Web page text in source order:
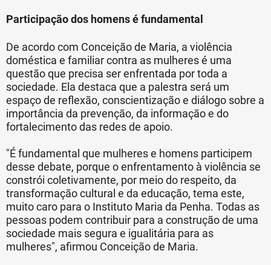
Participação dos homens é fundamental
De acordo com Conceição de Maria, a violência
doméstica e familiar contra as mulheres é uma
questão que precisa ser enfrentada por toda a
sociedade. Ela destaca que a palestra será um
espaço de reflexão, conscientização e diálogo sobre a
importância da prevenção, da informação e do
fortalecimento das redes de apoio.
"É fundamental que mulheres e homens participem
desse debate, porque o enfrentamento à violência se
constrói coletivamente, por meio do respeito, da
transformação cultural e da educação, tema este,
muito caro para o Instituto Maria da Penha. Todas as
pessoas podem contribuir para a construção de uma
sociedade mais segura e igualitária para as
mulheres", afirmou Conceição de Maria.